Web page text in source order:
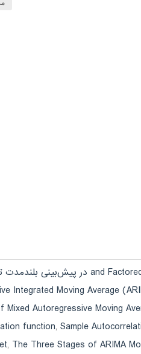
and
Integrated Moving Average
Mixed Autoregressive Moving
function, Sample
, The Three Stages of ARIMA